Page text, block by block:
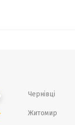
Чернівці
Житомир